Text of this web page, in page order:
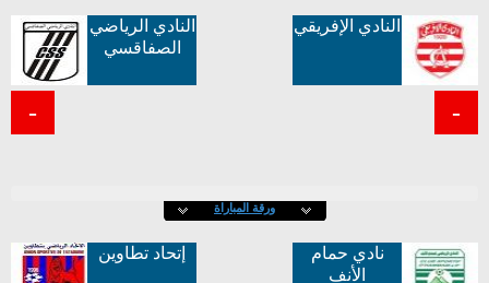
النادي الإفريقي
-
النادي الرياضي
الصفاقسي
-
ورقة المباراة
نادي حمام
الأنف
إتحاد تطاوين